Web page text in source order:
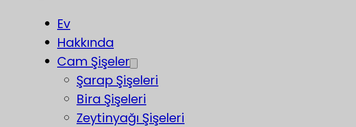
Ev
Hakkında
Cam Şişeler
Şarap Şişeleri
Bira Şişeleri
Zeytinyağı Şişeleri